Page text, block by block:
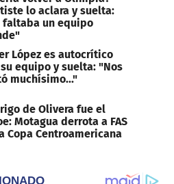
lo aclara y suelta:
faltaba un equipo
López es autocrítico
equipo y suelta: "Nos
muchísimo..."
de Olivera fue el
Motagua derrota a FAS
Copa Centroamericana